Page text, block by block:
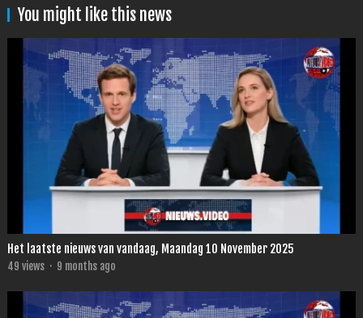
You might like this news
Het laatste nieuws van vandaag, Maandag 10 November 2025
49 views · 9 months ago